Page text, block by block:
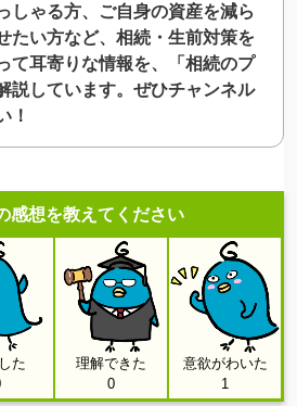
しゃる方、ご自身の資産を減ら
たい方など、相続・生前対策を
て耳寄りな情報を、「相続のプ
説しています。ぜひチャンネル
！
感想を教えてください
た
理解できた
0
意欲がわいた
1